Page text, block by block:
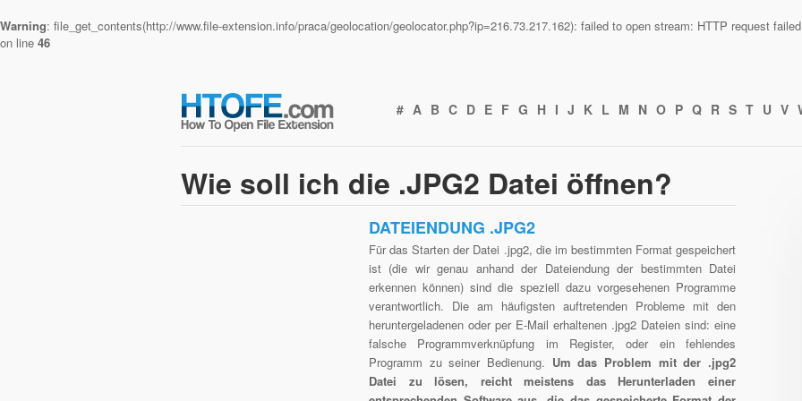
Warning: file_get_contents(http://www.file-extension.info/praca/geolocation/geolocator.php?ip=216.73.217.162): failed to open stream: HTTP request
on line 46
# A B C D E F G H I J K L M N O P Q R S T U V
Wie soll ich die .JPG2 Datei öffnen?
DATEIENDUNG .JPG2
Für das Starten der Datei .jpg2, die im bestimmten Format gespeichert
ist (die wir genau anhand der Dateiendung der bestimmten Datei
erkennen können) sind die speziell dazu vorgesehenen Programme
verantwortlich. Die am häufigsten auftretenden Probleme mit den
heruntergeladenen oder per E-Mail erhaltenen .jpg2 Dateien sind: eine
falsche Programmverknüpfung im Register, oder ein fehlendes
Programm zu seiner Bedienung. Um das Problem mit der .jpg2
Datei zu lösen, reicht meistens das Herunterladen einer